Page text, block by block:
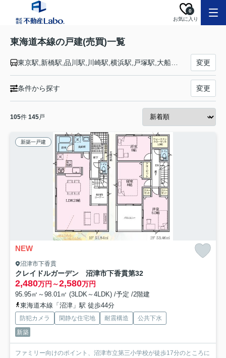
お気に入り
0
東海道本線の戸建(売買)一覧
変更
条件から探す 変更
105件 145戸
新築一戸建
NEW
沼津市下香貫
クレイドルガーデン 沼津市下香貫第32
2,480万円～2,580万円
95.95㎡～98.01㎡ (3LDK～4LDK) /予定 /2階建
東海道本線「沼津」駅 徒歩44分
防犯カメラ 閑静な住宅地 耐震構造
公共下水
新築
ファミリー向けのポイント、沼津市立第三小学校が徒歩17分のところに